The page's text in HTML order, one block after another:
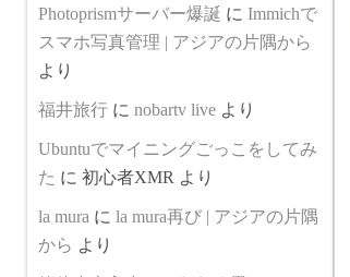
Photoprismサーバー爆誕 に Immichで
スマホ写真管理 | アジアの片隅から
より
福井旅行 に nobartv live より
Ubuntuでマイニングごっこをしてみ
た に 初心者XMR より
la mura に la mura再び | アジアの片隅
から より